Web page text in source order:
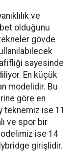
ve
olduğunu
gövde
sayesinde
En küçük
modelidir. Bu
göre en
teknemiz ise 11
ve spor bir
ise 14
girişlidir.